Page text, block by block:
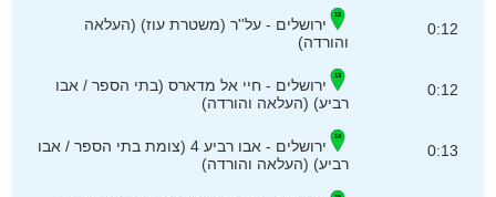
0:12
ירושלים - על''ר (משטרת עוז) (העלאה
והורדה)
0:12
ירושלים - חיי אל מדארס (בתי הספר / אבו
רביע) (העלאה והורדה)
0:13
ירושלים - אבו רביע 4 (צומת בתי הספר / אבו
רביע) (העלאה והורדה)